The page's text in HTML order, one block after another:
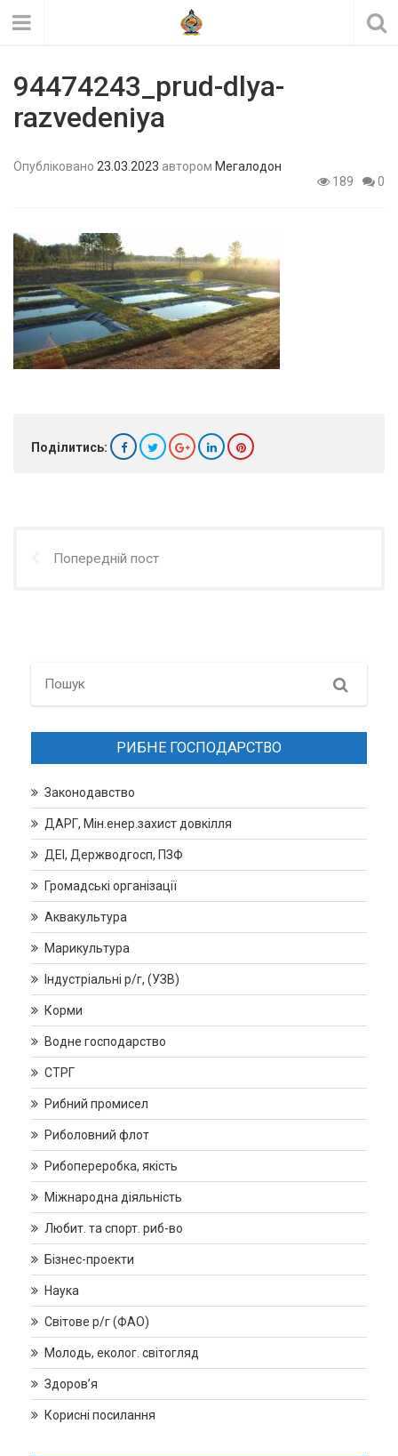
94474243_prud-dlya-
razvedeniya
Опубліковано 23.03.2023 автором Мегалодон
189
0
Поділитись:
Попередній пост
Search
РИБНЕ ГОСПОДАРСТВО
Законодавство
ДАРГ, Мін.енер.захист довкілля
ДЕІ, Держводгосп, ПЗФ
Громадські організації
Аквакультура
Марикультура
Індустріальні р/г, (УЗВ)
Корми
Водне господарство
СТРГ
Рибний промисел
Риболовний флот
Рибопереробка, якість
Міжнародна діяльність
Любит. та спорт. риб-во
Бізнес-проекти
Наука
Світове р/г (ФАО)
Молодь, еколог. світогляд
Здоров’я
Корисні посилання